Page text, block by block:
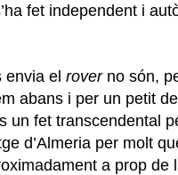
fet independent i
envia el roverno són,
abans i per un petit
un fet transcendental
d’Almeria per molt
a prop de